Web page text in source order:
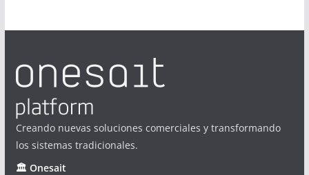
Creando nuevas soluciones comerciales y transformando
los sistemas tradicionales.
🏛 Onesait